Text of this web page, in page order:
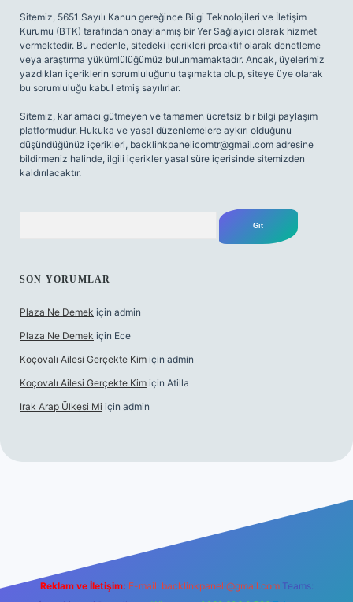
Sitemiz, 5651 Sayılı Kanun gereğince Bilgi Teknolojileri ve İletişim
Kurumu (BTK) tarafından onaylanmış bir Yer Sağlayıcı olarak hizmet
vermektedir. Bu nedenle, sitedeki içerikleri proaktif olarak denetleme
veya araştırma yükümlülüğümüz bulunmamaktadır. Ancak, üyelerimiz
yazdıkları içeriklerin sorumluluğunu taşımakta olup, siteye üye olarak
bu sorumluluğu kabul etmiş sayılırlar.
Sitemiz, kar amacı gütmeyen ve tamamen ücretsiz bir bilgi paylaşım
platformudur. Hukuka ve yasal düzenlemelere aykırı olduğunu
düşündüğünüz içerikleri, backlinkpanelicomtr@gmail.com adresine
bildirmeniz halinde, ilgili içerikler yasal süre içerisinde sitemizden
kaldırılacaktır.
SON YORUMLAR
Plaza Ne Demek için admin
Plaza Ne Demek için Ece
Koçovalı Ailesi Gerçekte Kim için admin
Koçovalı Ailesi Gerçekte Kim için Atilla
Irak Arap Ülkesi Mi için admin
Reklam ve İletişim: E-mail: backlinkpaneli@gmail.com Teams: